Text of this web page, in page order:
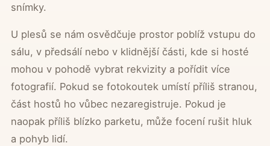
snímky.
U plesů se nám osvědčuje prostor poblíž vstupu do
sálu, v předsálí nebo v klidnější části, kde si hosté
mohou v pohodě vybrat rekvizity a pořídit více
fotografií. Pokud se fotokoutek umístí příliš stranou,
část hostů ho vůbec nezaregistruje. Pokud je
naopak příliš blízko parketu, může focení rušit hluk
a pohyb lidí.